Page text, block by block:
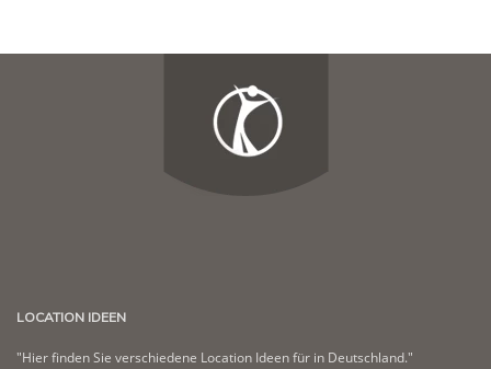
LOCATION IDEEN
"Hier finden Sie verschiedene Location Ideen für in Deutschland."